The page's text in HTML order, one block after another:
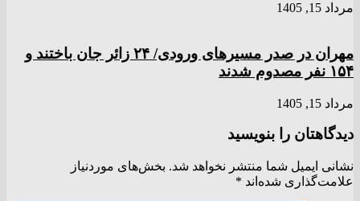
مرداد 15, 1405
مهران در صدر مسیر‌های ورودی/ ۲۴ زائر جان باختند و
۱۵۴ نفر مصدوم شدند
مرداد 15, 1405
دیدگاهتان را بنویسید
نشانی ایمیل شما منتشر نخواهد شد. بخش‌های موردنیاز
علامت‌گذاری شده‌اند *